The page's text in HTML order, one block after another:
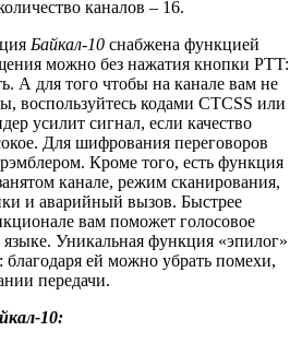
каналов – 16.
Байкал-10 снабжена функцией
можно без нажатия кнопки PTT:
А для того чтобы на канале вам не
воспользуйтесь кодами CTCSS или
усилит сигнал, если качество
Для шифрования переговоров
Кроме того, есть функция
канале, режим сканирования,
и аварийный вызов. Быстрее
вам поможет голосовое
Уникальная функция «эпилог»
ей можно убрать помехи,
передачи.
10: